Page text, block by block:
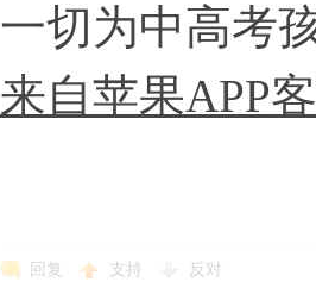
一切为中高考
来自苹果APP
回复 支持 反对